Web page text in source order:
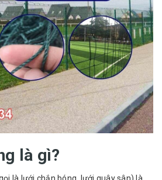
là gì?